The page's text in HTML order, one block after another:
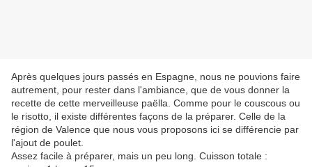
Après quelques jours passés en Espagne, nous ne pouvions faire
autrement, pour rester dans l'ambiance, que de vous donner la
recette de cette merveilleuse paëlla. Comme pour le couscous ou
le risotto, il existe différentes façons de la préparer. Celle de la
région de Valence que nous vous proposons ici se différencie par
l'ajout de poulet.
Assez facile à préparer, mais un peu long. Cuisson totale :